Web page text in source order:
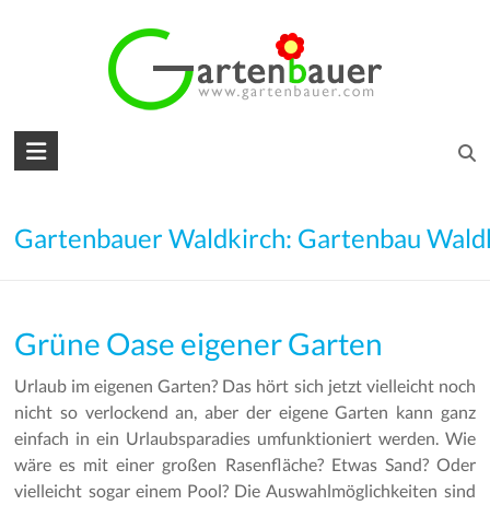
den
Träume
Gartengestaltung
–
Gartenbau
–
Gartenpflege
Gartenbauer Waldkirch: Gartenbau
Grüne Oase eigener Garten
Urlaub im eigenen Garten? Das hört sich jetzt vielleicht noch
nicht so verlockend an, aber der eigene Garten kann ganz
einfach in ein Urlaubsparadies umfunktioniert werden. Wie
wäre es mit einer großen Rasenfläche? Etwas Sand? Oder
vielleicht sogar einem Pool? Die Auswahlmöglichkeiten sind